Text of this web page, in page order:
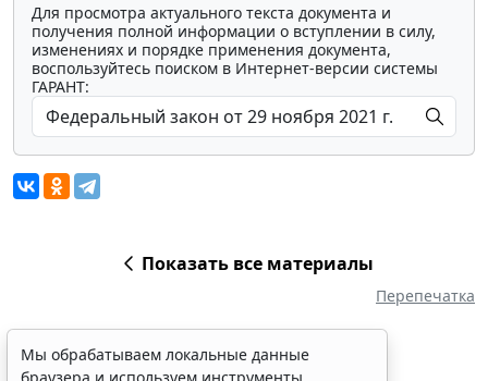
Для просмотра актуального текста документа и
получения полной информации о вступлении в силу,
изменениях и порядке применения документа,
воспользуйтесь поиском в Интернет-версии системы
ГАРАНТ:
Показать все материалы
Перепечатка
Мы обрабатываем локальные данные